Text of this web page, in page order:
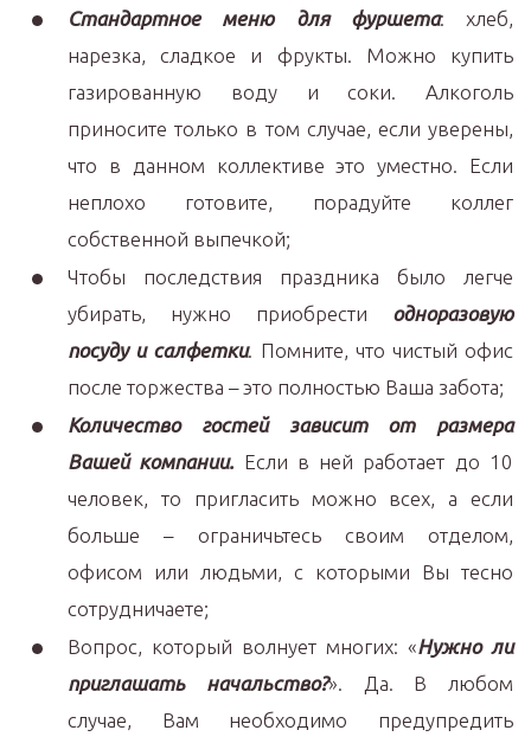
Стандартное меню для фуршета: хлеб,
нарезка, сладкое и фрукты. Можно купить
газированную воду и соки. Алкоголь
приносите только в том случае, если уверены,
что в данном коллективе это уместно. Если
неплохо готовите, порадуйте коллег
собственной выпечкой;
Чтобы последствия праздника было легче
убирать, нужно приобрести одноразовую
посуду и салфетки. Помните, что чистый офис
после торжества – это полностью Ваша забота;
Количество гостей зависит от размера
Вашей компании. Если в ней работает до 10
человек, то пригласить можно всех, а если
больше – ограничьтесь своим отделом,
офисом или людьми, с которыми Вы тесно
сотрудничаете;
Вопрос, который волнует многих: «Нужно ли
приглашать начальство?». Да. В любом
случае, Вам необходимо предупредить